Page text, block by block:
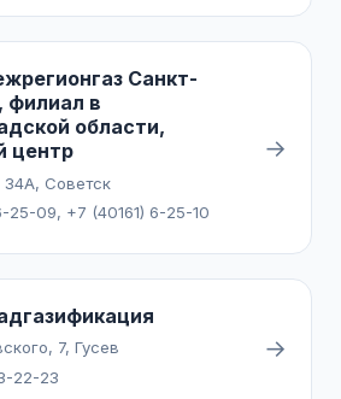
Санкт-
филиал в
области,
центр
34А, Советск
25-09, +7 (40161) 6-25-10
→
7, Гусев
22-23
→